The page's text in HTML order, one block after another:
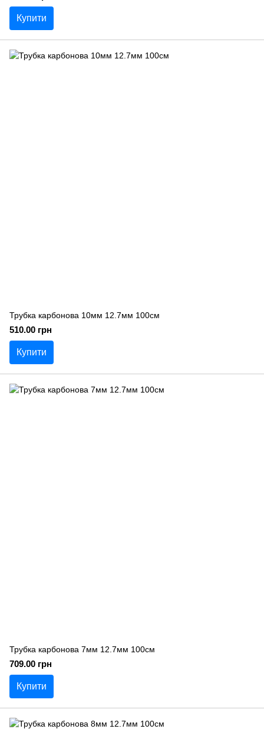
Купити
Трубка карбонова 10мм 12.7мм 100см
510.00 грн
Купити
Трубка карбонова 7мм 12.7мм 100см
709.00 грн
Купити